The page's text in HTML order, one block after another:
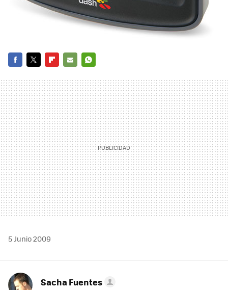
MAIL
5 Junio 2009
Sacha Fuentes